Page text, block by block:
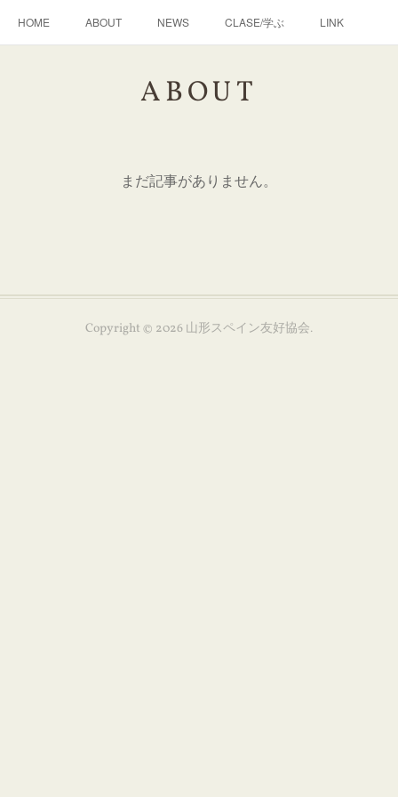
HOME ABOUT NEWS CLASE/学ぶ LINK
ABOUT
まだ記事がありません。
Copyright © 2026 山形スペイン友好協会.